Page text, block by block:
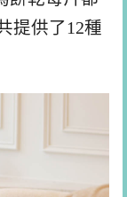
提供了12種